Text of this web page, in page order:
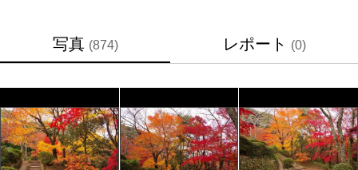
写真 (874) レポート (0)